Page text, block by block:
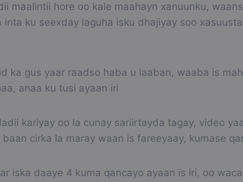
maalintii hore oo kale maahayn xanuunku,
inta ku seexday laguha isku dhajiyay soo
ka gus yaar raadso haba u laaban, waaba is
anaa ku tusi ayaan iri
kariyay oo la cunay sariirtayda tagay, video
cirka la maray waan is fareeyaay, kumase
iska daaye 4 kuma qancayo ayaan is iri, oo